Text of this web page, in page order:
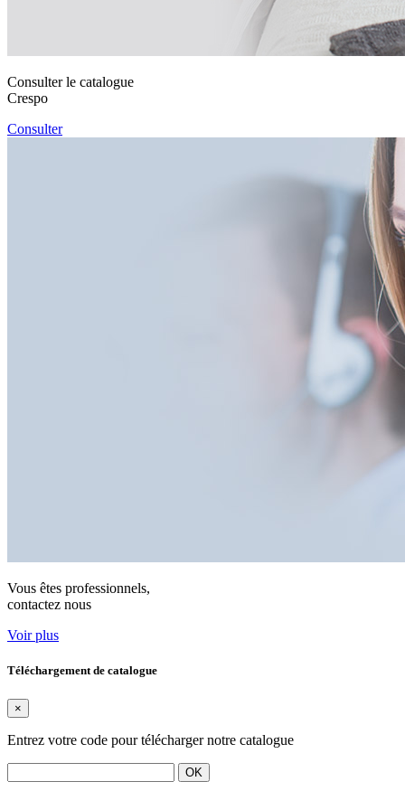
Consulter le catalogue
Crespo
Consulter
Vous êtes professionnels,
contactez nous
Voir plus
Téléchargement de catalogue
×
Entrez votre code pour télécharger notre catalogue
OK